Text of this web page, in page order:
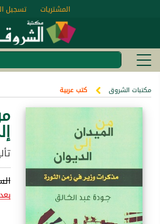
تسجيل المشتريات
مكتبات الشروق كتب عربية